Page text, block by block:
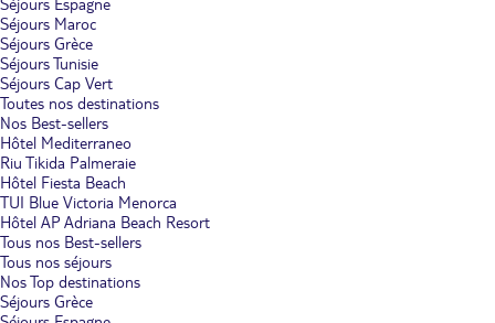
Séjours Espagne
Séjours Maroc
Séjours Grèce
Séjours Tunisie
Séjours Cap Vert
Toutes nos destinations
Nos Best-sellers
Hôtel Mediterraneo
Riu Tikida Palmeraie
Hôtel Fiesta Beach
TUI Blue Victoria Menorca
Hôtel AP Adriana Beach Resort
Tous nos Best-sellers
Tous nos séjours
Nos Top destinations
Séjours Grèce